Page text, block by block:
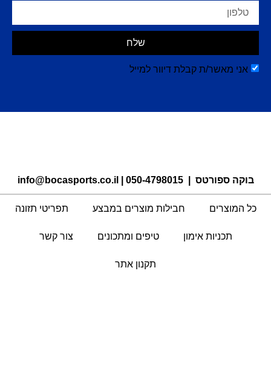
אני מאשר/ת קבלת דיוור למייל
שלח
בוקה ספורטס | 050-4798015
|
info@bocasports.co.il
כל המוצרים חבילות מוצרים במבצע תפריטי תזונה
תכניות אימון טיפים ומתכונים צור קשר
תקנון אתר